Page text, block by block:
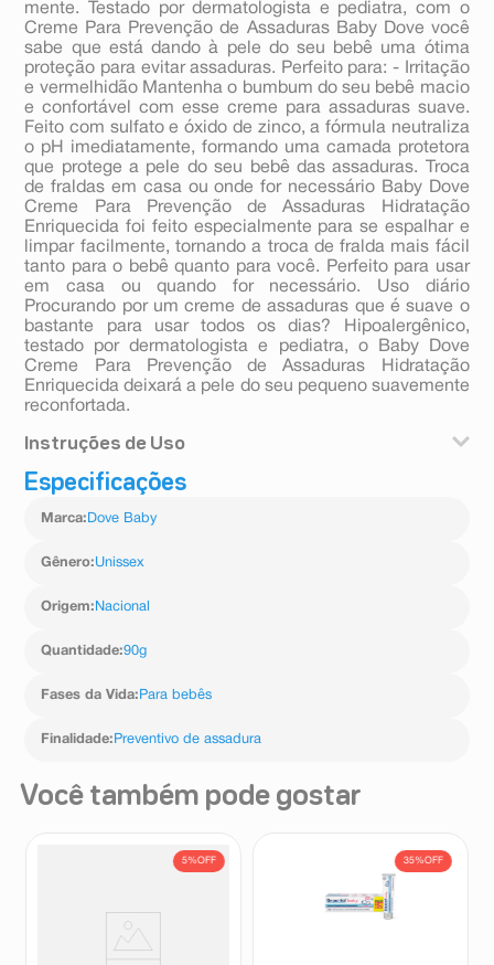
mente. Testado por dermatologista e pediatra, com o
Creme Para Prevenção de Assaduras Baby Dove você
sabe que está dando à pele do seu bebê uma ótima
proteção para evitar assaduras. Perfeito para: - Irritação
e vermelhidão Mantenha o bumbum do seu bebê macio
e confortável com esse creme para assaduras suave.
Feito com sulfato e óxido de zinco, a fórmula neutraliza
o pH imediatamente, formando uma camada protetora
que protege a pele do seu bebê das assaduras. Troca
de fraldas em casa ou onde for necessário Baby Dove
Creme Para Prevenção de Assaduras Hidratação
Enriquecida foi feito especialmente para se espalhar e
limpar facilmente, tornando a troca de fralda mais fácil
tanto para o bebê quanto para você. Perfeito para usar
em casa ou quando for necessário. Uso diário
Procurando por um creme de assaduras que é suave o
bastante para usar todos os dias? Hipoalergênico,
testado por dermatologista e pediatra, o Baby Dove
Creme Para Prevenção de Assaduras Hidratação
Enriquecida deixará a pele do seu pequeno suavemente
reconfortada.
Instruções de Uso
Aplique delicadamente uma camada fina do creme na
Especificações
Marca: Dove Baby
Gênero:Unissex
Origem: Nacional
Quantidade:90g
Fases da Vida: Para bebês
Finalidade: Preventivo de assadura
Você também pode gostar
5%OFF 35%OFF